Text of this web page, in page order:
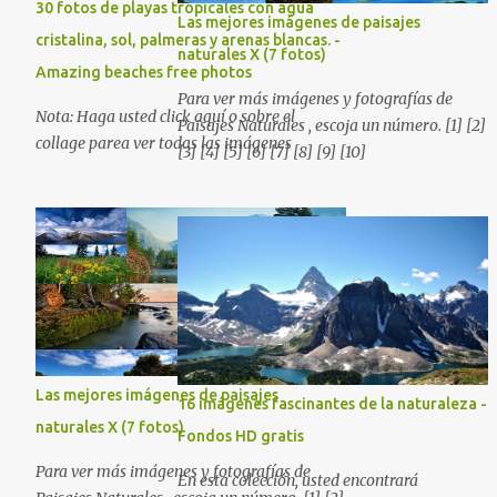
30 fotos de playas tropicales con agua
cristalina, sol, palmeras y arenas blancas. -
Amazing beaches free photos
Nota: Haga usted click aquí o sobre el
collage parea ver todas las imágenes
Las mejores imágenes de paisajes
naturales X (7 fotos)
Para ver más imágenes y fotografías de
amigos. Gracias.
Las mejores imágenes de paisajes
naturales X (7 fotos)
Para ver más imágenes y fotografías de
Paisajes Naturales , escoja un número. [1] [2]
[3] [4] [5] [6] [7] [8] [9] [10]
16 imágenes fascinantes de la naturaleza -
Fondos HD gratis
En esta colección, usted encontrará